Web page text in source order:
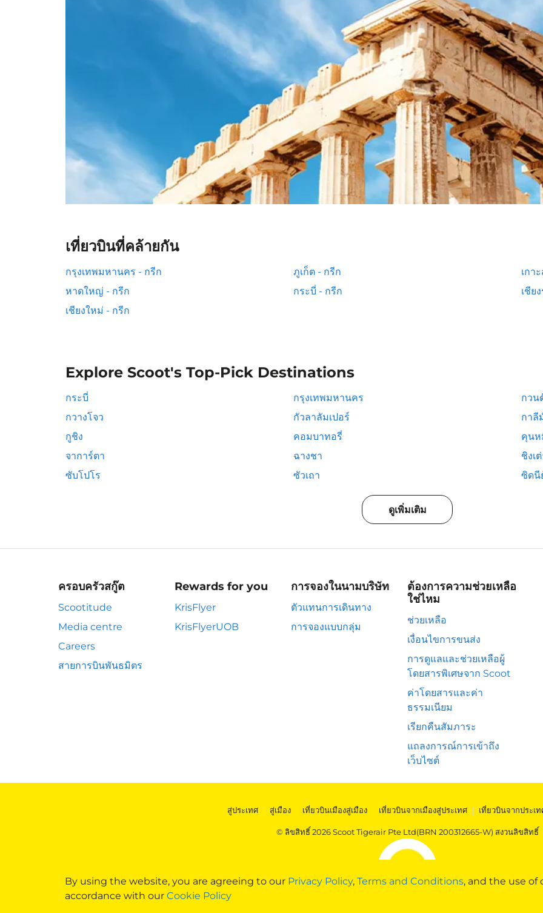
By using the website, you are agreeing to our Privacy Policy, Terms and Conditions, and the use of
accordance with our Cookie Policy
เที่ยวบินที่คล้ายกัน
กรุงเทพมหานคร - กรีก ภูเก็ต - กรีก
เกา
หาดใหญ่ - กรีก
กระบี่ - กรีก
เชีย
เชียงใหม่ - กรีก
Explore Scoot's Top-Pick Destinations
กระบี่ กรุงเทพมหานคร
กวน
กวางโจว
กัวลาลัมเปอร์
กาลี
กูชิง
คอมบาทอรี่
คุนห
จาการ์ตา
ฉางชา
ชิงเ
ซับโปโร
ซัวเถา ซิดนี
ดูเพิ่มเติม
ครอบครัวสกู๊ต
Scootitude
Media centre
Careers
สายการบินพันธมิตร
Rewards for you
KrisFlyer
KrisFlyerUOB
การจองในนามบริษัท
ตัวแทนการเดินทาง
การจองแบบกลุ่ม
ต้องการความช่วยเหลือ
ใช่ไหม
ช่วยเหลือ
เงื่อนไขการขนส่ง
การดูแลและช่วยเหลือผู้
โดยสารพิเศษจาก Scoot
ค่าโดยสารและค่า
ธรรมเนียม
เรียกคืนสัมภาระ
แถลงการณ์การเข้าถึง
เว็บไซต์
สู่ประเทศ | สู่เมือง | เที่ยวบินเมืองสู่เมือง | เที่ยวบินจากเมืองสู่ประเทศ | เที่ยวบินจากประเท
© ลิขสิทธิ์ 2026 Scoot Tigerair Pte Ltd(BRN 200312665-W) สงวนลิขสิทธิ์